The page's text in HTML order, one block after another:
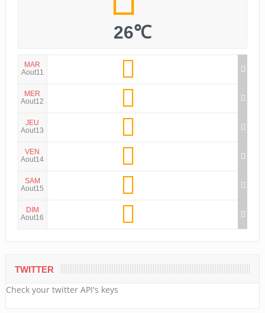
26℃
MAR
Aout11
MER
Aout12
JEU
Aout13
VEN
Aout14
SAM
Aout15
DIM
Aout16
TWITTER
Check your twitter API's keys